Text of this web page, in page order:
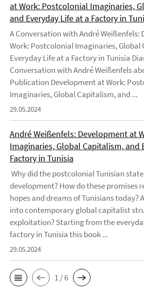
at Work: Postcolonial Imaginaries,
and Everyday Life at a Factory in
A Conversation with André Weißenfels:
Work: Postcolonial Imaginaries, Global
Everyday Life at a Factory in Tunisia
Conversation with André Weißenfels
Publication Development at Work:
Imaginaries, Global Capitalism, and ...
29.05.2024
André Weißenfels: Development at
Imaginaries, Global Capitalism, and
Factory in Tunisia
Why did the postcolonial Tunisian
development? How do these promises
hopes and dreams of Tunisians today?
into contemporary global capitalist
exploitation? Starting from the
factory in Tunisia this book ...
29.05.2024
1 / 6